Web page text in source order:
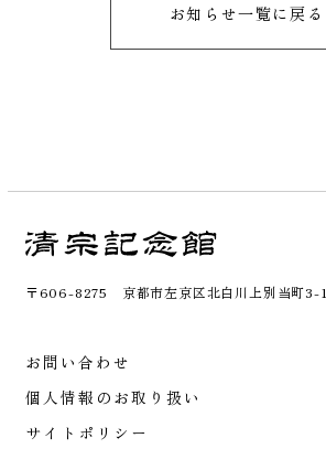
お知らせ一覧に戻る
〒606-8275 京都市左京区北白川上別当町3-1
お問い合わせ
個人情報のお取り扱い
サイトポリシー